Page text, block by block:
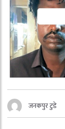
जनकपुर टुडे